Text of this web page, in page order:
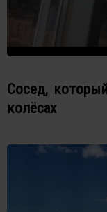
Сосед,
колёсах